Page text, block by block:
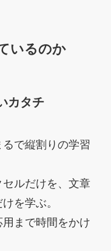
いるのか
カタチ
で縦割りの学習
ルだけを、文章
を学ぶ。
まで時間をかけ